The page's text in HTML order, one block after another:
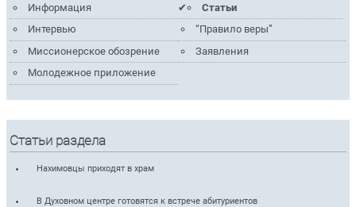
Информация
Статьи
Интервью
“Правило веры”
Миссионерское обозрение
Заявления
Молодежное приложение
Статьи раздела
Нахимовцы приходят в храм
В Духовном центре готовятся к встрече абитуриентов